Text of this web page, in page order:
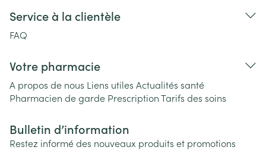
Service à la clientèle
FAQ
Votre pharmacie
A propos de nous Liens utiles Actualités santé
Pharmacien de garde PrescriptionTarifs des soins
Bulletin d’information
Restez informé des nouveaux produits et promotions